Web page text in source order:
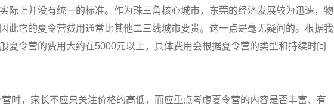
上并没有统一的标准。作为珠三角核心城市，东莞的经济发展较为迅速，物
此它的夏令营费用通常比其他二三线城市要贵。这一点是毫无疑问的。根据我
夏令营的费用大约在5000元以上，具体费用会根据夏令营的类型和持续时间
，家长不应只关注价格的高低，而应重点考虑夏令营的内容是否丰富、有